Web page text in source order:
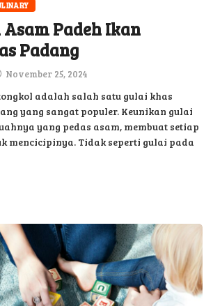
Padeh Ikan
Padang
November 25, 2024
adalah salah satu gulai khas
yang sangat populer. Keunikan gulai
yang pedas asam, membuat setiap
mencicipinya. Tidak seperti gulai pada